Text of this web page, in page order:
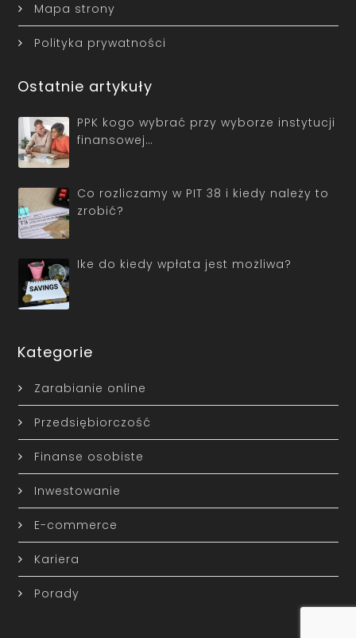
Mapa strony
Polityka prywatności
Ostatnie artykuły
PPK kogo wybrać przy wyborze instytucji
finansowej…
Co rozliczamy w PIT 38 i kiedy należy to
zrobić?
Ike do kiedy wpłata jest możliwa?
Kategorie
Zarabianie online
Przedsiębiorczość
Finanse osobiste
Inwestowanie
E-commerce
Kariera
Porady